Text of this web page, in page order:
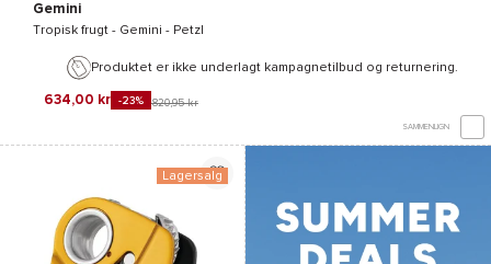
Gemini
Tropisk frugt - Gemini - Petzl
Produktet er ikke underlagt kampagnetilbud og returnering.
634,00 kr -23% 820,95 kr
SAMMENLIGN
Lagersalg